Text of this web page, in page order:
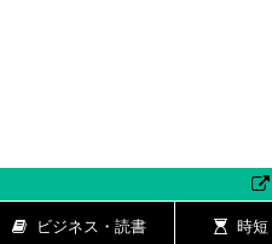
ビジネス・読書 時